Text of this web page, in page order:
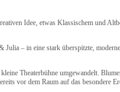
Idee, etwas Klassischem und
Julia – in eine stark überspitzte,
Theaterbühne umgewandelt.
vor dem Raum auf das besondere